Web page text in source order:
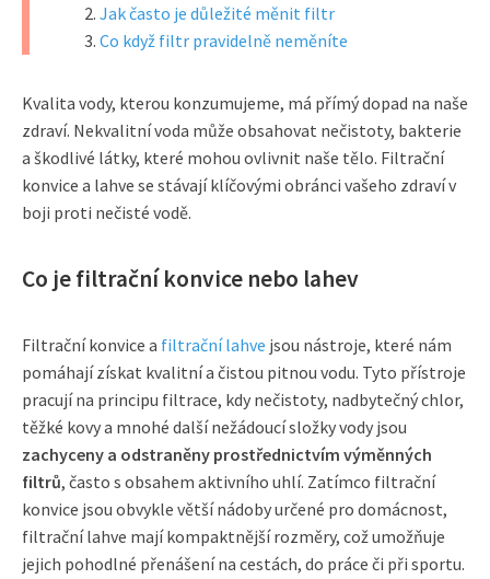
Jak často je důležité měnit filtr
Co když filtr pravidelně neměníte
Kvalita vody, kterou konzumujeme, má přímý dopad na naše
zdraví. Nekvalitní voda může obsahovat nečistoty, bakterie
a škodlivé látky, které mohou ovlivnit naše tělo. Filtrační
konvice a lahve se stávají klíčovými obránci vašeho zdraví v
boji proti nečisté vodě.
Co je filtrační konvice nebo lahev
Filtrační konvice a filtrační lahve jsou nástroje, které nám
pomáhají získat kvalitní a čistou pitnou vodu. Tyto přístroje
pracují na principu filtrace, kdy nečistoty, nadbytečný chlor,
těžké kovy a mnohé další nežádoucí složky vody jsou
zachyceny a odstraněny prostřednictvím výměnných
filtrů, často s obsahem aktivního uhlí. Zatímco filtrační
konvice jsou obvykle větší nádoby určené pro domácnost,
filtrační lahve mají kompaktnější rozměry, což umožňuje
jejich pohodlné přenášení na cestách, do práce či při sportu.